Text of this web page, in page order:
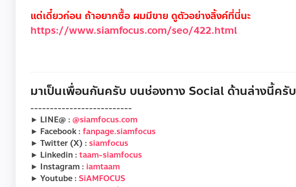
แต่เดี๋ยวก่อน ถ้าอยากซื้อ ผมมีขาย ดูตัวอย่างลิ้งค์ที่นี่นะ
https://www.siamfocus.com/seo/422.html
มาเป็นเพื่อนกันครับ บนช่องทาง Social ด้านล่างนี้ครับ
--------------------------
► LINE@ : @siamfocus.com
► Facebook : fanpage.siamfocus
► Twitter (X) : siamfocus
► Linkedin : taam-siamfocus
► Instagram : iamtaam
► Youtube : SiAMFOCUS